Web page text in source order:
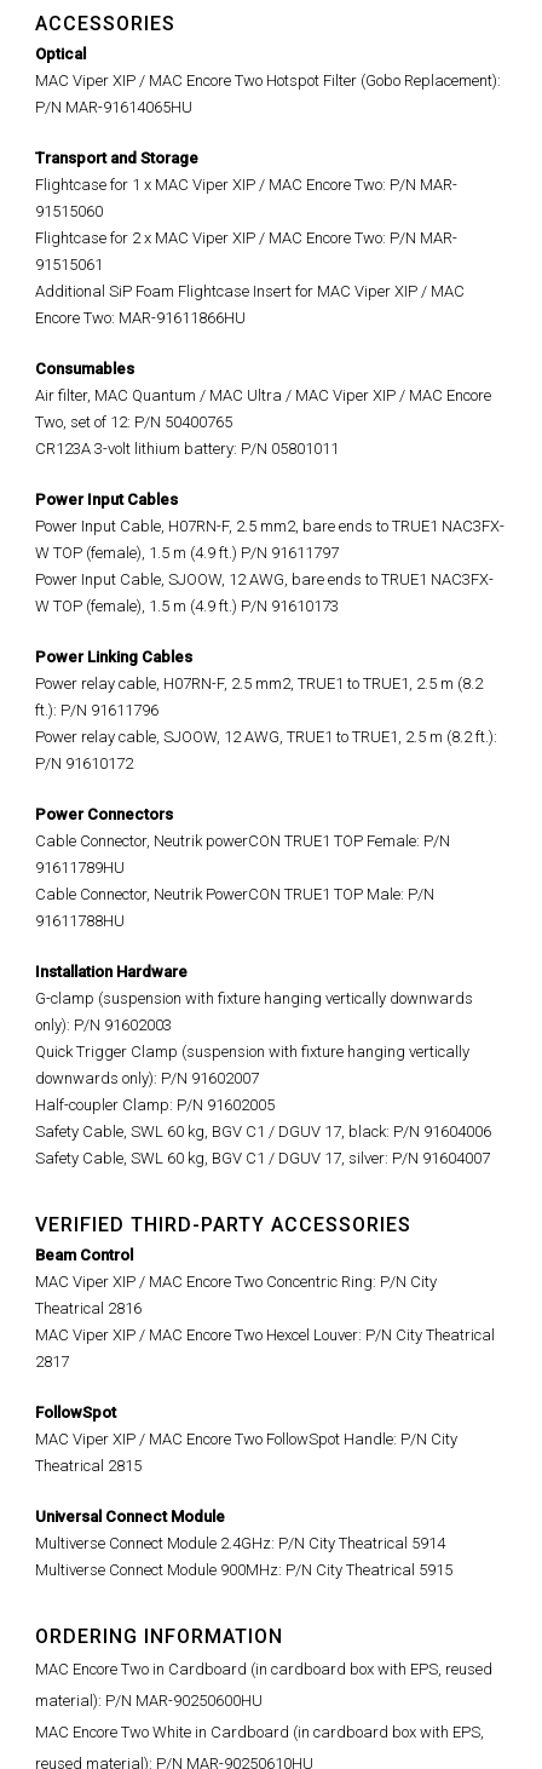
ACCESSORIES
Optical
MAC Viper XIP / MAC Encore Two Hotspot Filter (Gobo Replacement):
P/N MAR-91614065HU
Transport and Storage
Flightcase for 1 x MAC Viper XIP / MAC Encore Two: P/N MAR-
91515060
Flightcase for 2 x MAC Viper XIP / MAC Encore Two: P/N MAR-
91515061
Additional SiP Foam Flightcase Insert for MAC Viper XIP / MAC
Encore Two: MAR-91611866HU
Consumables
Air filter, MAC Quantum / MAC Ultra / MAC Viper XIP / MAC Encore
Two, set of 12: P/N 50400765
CR123A 3-volt lithium battery: P/N 05801011
Power Input Cables
Power Input Cable, H07RN-F, 2.5 mm2, bare ends to TRUE1 NAC3FX-
W TOP (female), 1.5 m (4.9 ft.) P/N 91611797
Power Input Cable, SJOOW, 12 AWG, bare ends to TRUE1 NAC3FX-
W TOP (female), 1.5 m (4.9 ft.) P/N 91610173
Power Linking Cables
Power relay cable, H07RN-F, 2.5 mm2, TRUE1 to TRUE1, 2.5 m (8.2
ft.): P/N 91611796
Power relay cable, SJOOW, 12 AWG, TRUE1 to TRUE1, 2.5 m (8.2 ft.):
P/N 91610172
Power Connectors
Cable Connector, Neutrik powerCON TRUE1 TOP Female: P/N
91611789HU
Cable Connector, Neutrik PowerCON TRUE1 TOP Male: P/N
91611788HU
Installation Hardware
G-clamp (suspension with fixture hanging vertically downwards
only): P/N 91602003
Quick Trigger Clamp (suspension with fixture hanging vertically
downwards only): P/N 91602007
Half-coupler Clamp: P/N 91602005
Safety Cable, SWL 60 kg, BGV C1 / DGUV 17, black: P/N 91604006
Safety Cable, SWL 60 kg, BGV C1 / DGUV 17, silver: P/N 91604007
VERIFIED THIRD-PARTY ACCESSORIES
Beam Control
MAC Viper XIP / MAC Encore Two Concentric Ring: P/N City
Theatrical 2816
MAC Viper XIP / MAC Encore Two Hexcel Louver: P/N City Theatrical
2817
FollowSpot
MAC Viper XIP / MAC Encore Two FollowSpot Handle: P/N City
Theatrical 2815
Universal Connect Module
Multiverse Connect Module 2.4GHz: P/N City Theatrical 5914
Multiverse Connect Module 900MHz: P/N City Theatrical 5915
ORDERING INFORMATION
MAC Encore Two in Cardboard (in cardboard box with EPS, reused
material): P/N MAR-90250600HU
MAC Encore Two White in Cardboard (in cardboard box with EPS,
reused material): P/N MAR-90250610HU